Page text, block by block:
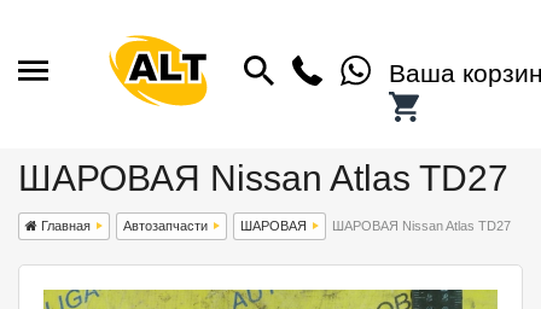
Ваша
ШАРОВАЯ Nissan Atlas TD27
Главная Автозапчасти ШАРОВАЯ ШАРОВАЯ Nissan Atlas TD27